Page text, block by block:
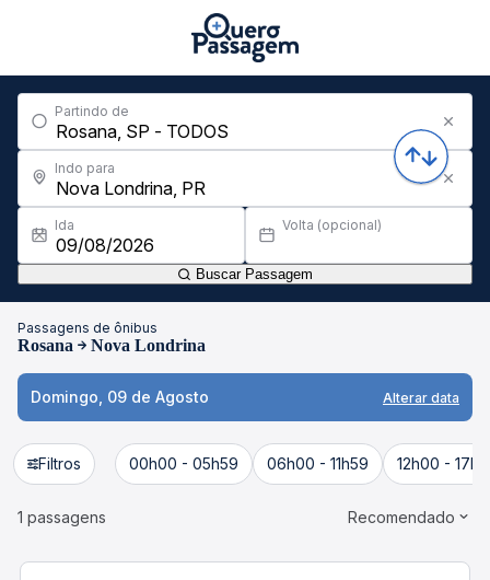
Partindo de
Indo para
Ida Volta (opcional)
Buscar Passagem
Passagens de ônibus
Rosana Nova Londrina
Domingo, 09 de Agosto Alterar data
Filtros 00h00 - 05h59 06h00 - 11h59 12h00 -
1 passagens Recomendado